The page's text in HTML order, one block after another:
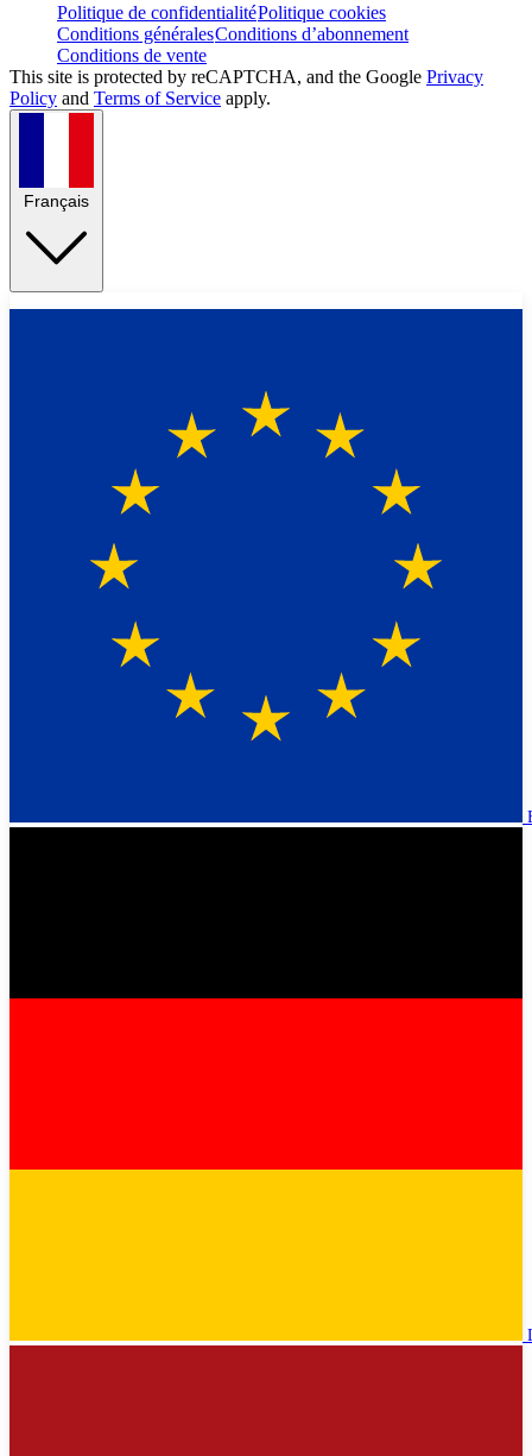
Politique de confidentialitéPolitique cookies
Conditions généralesConditions d’abonnement
Conditions de vente
This site is protected by reCAPTCHA, and the Google Privacy
Policy and Terms of Service apply.
Français